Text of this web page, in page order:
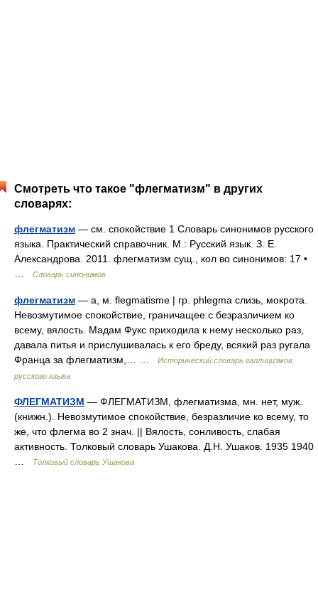
Смотреть что такое "флегматизм" в других
словарях:
флегматизм — см. спокойствие 1 Словарь синонимов русского
языка. Практический справочник. М.: Русский язык. З. Е.
Александрова. 2011. флегматизм сущ., кол во синонимов: 17 •
Словарь синонимов
флегматизм — а, м. flegmatisme | гр. phlegma слизь, мокрота.
Невозмутимое спокойствие, граничащее с безразличием ко
всему, вялость. Мадам Фукс приходила к нему несколько раз,
давала питья и прислушивалась к его бреду, всякий раз ругала
Франца за флегматизм,… …
Исторический словарь галлицизмов
русского языка
ФЛЕГМАТИЗМ — ФЛЕГМАТИЗМ, флегматизма, мн. нет, муж.
(книжн.). Невозмутимое спокойствие, безразличие ко всему, то
же, что флегма во 2 знач. || Вялость, сонливость, слабая
активность. Толковый словарь Ушакова. Д.Н. Ушаков. 1935 1940
Толковый словарь Ушакова